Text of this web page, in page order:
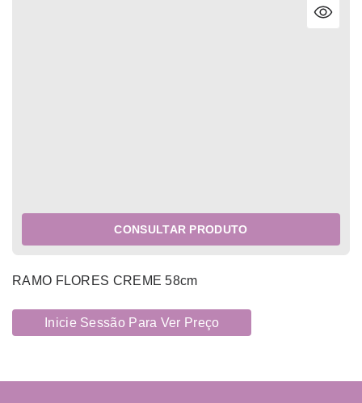
CONSULTAR PRODUTO
RAMO FLORES CREME 58cm
Inicie Sessão Para Ver Preço